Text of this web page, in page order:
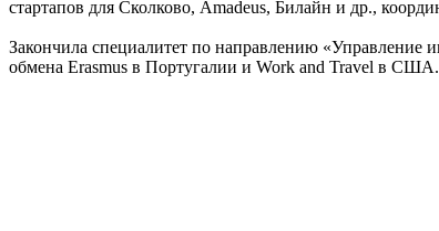
стартапов для Сколково, Amadeus, Билайн и др.,
Закончила специалитет по направлению «Управление
обмена Erasmus в Португалии и Work and Travel в США.